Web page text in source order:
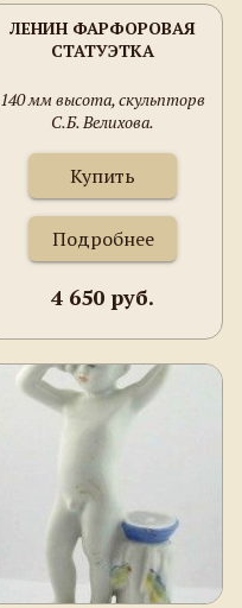
ЛЕНИН ФАРФОРОВАЯ
СТАТУЭТКА
140 мм высота, скульпторв
С.Б. Велихова.
Купить
Подробнее
4 650 руб.